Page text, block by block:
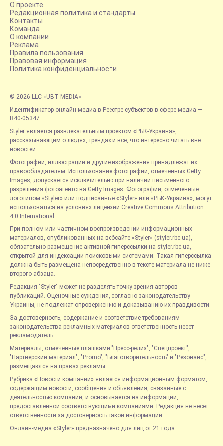
О проекте
Редакционная политика и стандарты
Контакты
Команда
О компании
Реклама
Правила пользования
Правовая информация
Политика конфиденциальности
© 2026 LLC «UBT MEDIA»
Идентификатор онлайн-медиа в Реестре субъектов в сфере медиа —
R40-05347
Styler является развлекательным проектом «РБК-Украина»,
рассказывающим о людях, трендах и всё, что интересно читать вне
новостей.
Фотографии, иллюстрации и другие изображения принадлежат их
правообладателям. Использование фотографий, отмеченных Getty
Images, допускается исключительно при наличии письменного
разрешения фотоагентства Getty Images. Фотографии, отмеченные
логотипом «Styler» или подписанные «Styler» или «РБК-Украина», могут
использоваться на условиях лицензии Creative Commons Attribution
4.0 International.
При полном или частичном воспроизведении информационных
материалов, опубликованных на вебсайте «Styler» (styler.rbc.ua),
обязательно размещение активной гиперссылки на styler.rbc.ua,
открытой для индексации поисковыми системами. Такая гиперссылка
должна быть размещена непосредственно в тексте материала не ниже
второго абзаца.
Редакция "Styler" может не разделять точку зрения авторов
публикаций. Оценочные суждения, согласно законодательству
Украины, не подлежат опровержению и доказыванию их правдивости.
За достоверность, содержание и соответствие требованиям
законодательства рекламных материалов ответственность несет
рекламодатель.
Материалы, отмеченные плашками "Пресс-релиз", "Спецпроект",
"Партнерский материал", "Promo", "Благотворительность" и "Резонанс",
размещаются на правах рекламы.
Рубрика «Новости компаний» является информационным форматом,
содержащим новости, сообщения и объявления, связанные с
деятельностью компаний, и основывается на информации,
предоставленной соответствующими компаниями. Редакция не несет
ответственности за достоверность такой информации.
Онлайн-медиа «Styler» предназначено для лиц от 21 года.